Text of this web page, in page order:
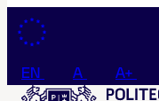
Przejdź do treści
EN A A+